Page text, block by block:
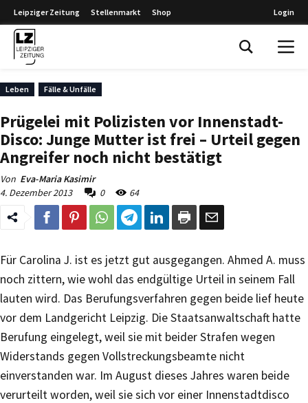
Leipziger Zeitung Stellenmarkt Shop Login
Leben Fälle & Unfälle
Prügelei mit Polizisten vor Innenstadt-
Disco: Junge Mutter ist frei – Urteil gegen
Angreifer noch nicht bestätigt
Von Eva-Maria Kasimir
4. Dezember 2013
0 64
Für Carolina J. ist es jetzt gut ausgegangen. Ahmed A. muss
noch zittern, wie wohl das endgültige Urteil in seinem Fall
lauten wird. Das Berufungsverfahren gegen beide lief heute
vor dem Landgericht Leipzig. Die Staatsanwaltschaft hatte
Berufung eingelegt, weil sie mit beider Strafen wegen
Widerstands gegen Vollstreckungsbeamte nicht
einverstanden war. Im August dieses Jahres waren beide
verurteilt worden, weil sie sich vor einer Innenstadtdisco